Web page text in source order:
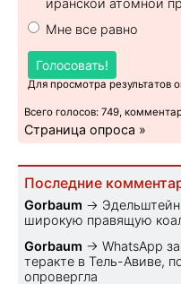
Мне все равно
Голосовать!
Для просмотра результатов
Всего голосов: 749,
Страница опроса »
Последние
Gorbaum →
широкую правящую
Gorbaum → WhatsApp
теракте в Тель-Авиве,
опровергла